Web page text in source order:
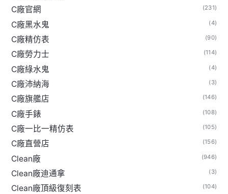
C廠官網 (231)
C廠黑水鬼 (4)
C廠精仿表 (90)
C廠勞力士 (114)
C廠綠水鬼 (4)
C廠沛納海 (3)
C廠旗艦店 (146)
C廠手錶 (108)
C廠一比一精仿表 (105)
C廠直營店 (156)
Clean廠 (946)
Clean廠迪通拿 (3)
Clean廠頂級復刻表 (104)